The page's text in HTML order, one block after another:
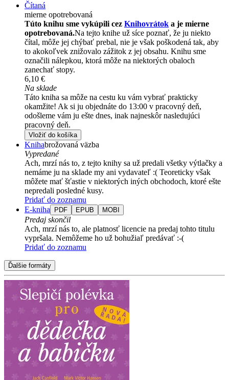
Čítaná
mierne opotrebovaná
Túto knihu sme vykúpili cez Knihovrátok a je mierne
opotrebovaná.Na tejto knihe už síce poznať, že ju niekto
čítal, môže jej chýbať prebal, nie je však poškodená tak, aby
to akokoľvek znižovalo zážitok z jej obsahu. Knihu sme
označili nálepkou, ktorá môže na niektorých obaloch
zanechať stopy.
6,10 €
Na sklade
Táto kniha sa môže na cestu ku vám vybrať prakticky
okamžite! Ak si ju objednáte do 13:00 v pracovný deň,
odošleme vám ju ešte dnes, inak najneskôr nasledujúci
pracovný deň.
Vložiť do košíka
Knihabrožovaná väzba
Vypredané
Ach, mrzí nás to, z tejto knihy sa už predali všetky výtlačky a
nemáme ju na sklade my ani vydavateľ :( Teoreticky však
môžete mať šťastie v niektorých iných obchodoch, ktoré ešte
nepredali posledné kusy.
Pridať do zoznamu
E-kniha
PDF EPUB MOBI
Predaj skončil
Ach, mrzí nás to, ale platnosť licencie na predaj tohto titulu
vypršala. Nemôžeme ho už bohužiaľ predávať :-(
Pridať do zoznamu
Ďalšie formáty